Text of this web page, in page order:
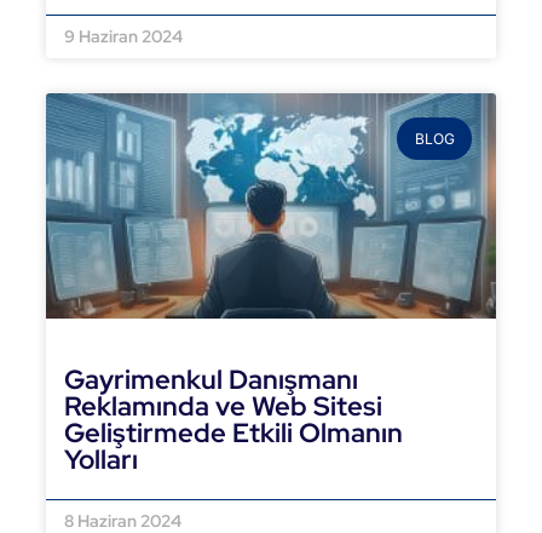
9 Haziran 2024
BLOG
Gayrimenkul Danışmanı
Reklamında ve Web Sitesi
Geliştirmede Etkili Olmanın
Yolları
8 Haziran 2024